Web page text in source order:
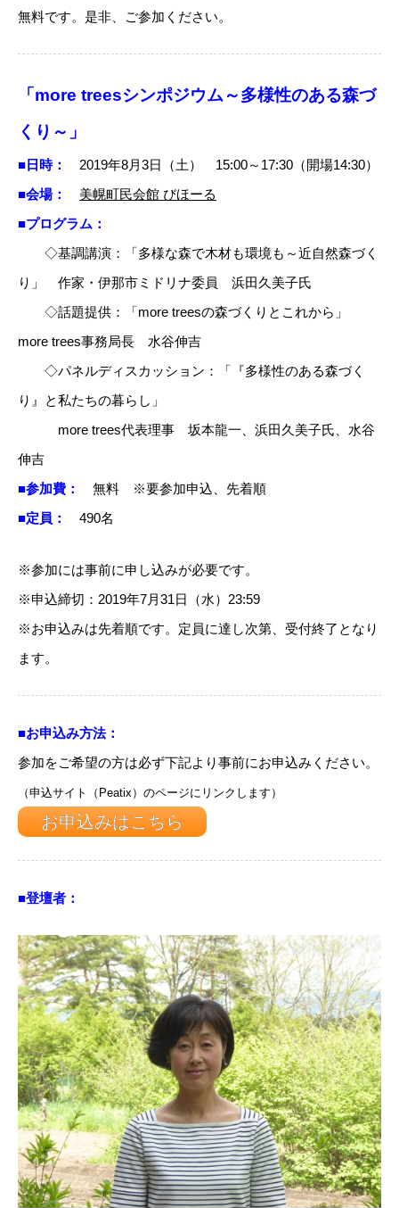
無料です。是非、ご参加ください。
「more treesシンポジウム～多様性のある森づ
くり～」
■日時： 2019年8月3日（土） 15:00～17:30（開場14:30）
■会場： 美幌町民会館 びほーる
■プログラム：
◇基調講演：「多様な森で木材も環境も～近自然森づく
り」 作家・伊那市ミドリナ委員 浜田久美子氏
◇話題提供：「more treesの森づくりとこれから」
more trees事務局長 水谷伸吉
◇パネルディスカッション：「『多様性のある森づく
り』と私たちの暮らし」
more trees代表理事 坂本龍一、浜田久美子氏、水谷
伸吉
■参加費： 無料 ※要参加申込、先着順
■定員： 490名
※参加には事前に申し込みが必要です。
※申込締切：2019年7月31日（水）23:59
※お申込みは先着順です。定員に達し次第、受付終了となり
ます。
■お申込み方法：
参加をご希望の方は必ず下記より事前にお申込みください。
（申込サイト（Peatix）のページにリンクします）
お申込みはこちら
■登壇者：